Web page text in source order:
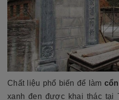
Chất liệu phổ biến để làm
xanh đen được khai thác tại